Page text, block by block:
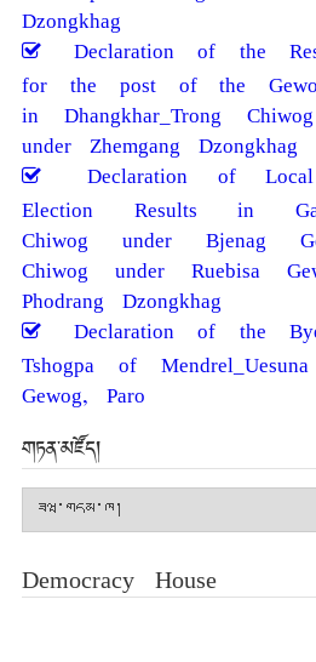
Dzongkhag
Declaration of the
for the post of the Gewog
in Dhangkhar_Trong
under Zhemgang Dzongkhag
Declaration of Local
Election Results in
Chiwog under Bjenag
Chiwog under Ruebisa
Phodrang Dzongkhag
Declaration of the
Tshogpa of
Gewog, Paro
གཏན་མཛོད།
Democracy House